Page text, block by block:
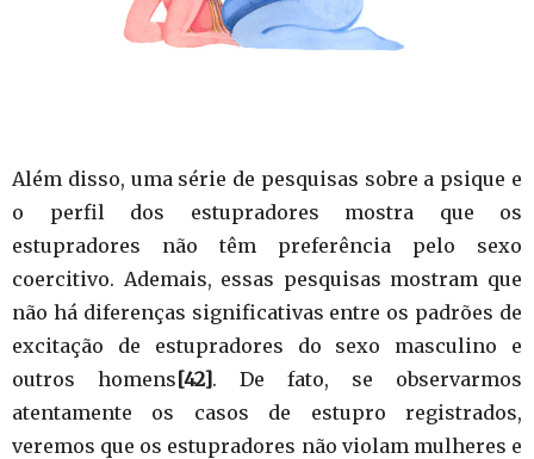
Além disso, uma série de pesquisas sobre a psique e
o perfil dos estupradores mostra que os
estupradores não têm preferência pelo sexo
coercitivo. Ademais, essas pesquisas mostram que
não há diferenças significativas entre os padrões de
excitação de estupradores do sexo masculino e
outros homens[42]. De fato, se observarmos
atentamente os casos de estupro registrados,
veremos que os estupradores não violam mulheres e